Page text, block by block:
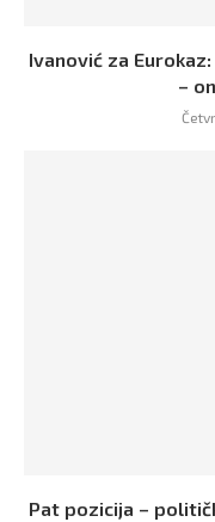
Ivanović za
–
Pat pozicija –